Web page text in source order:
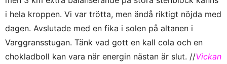
i hela kroppen. Vi var trötta, men ändå riktigt nöjda med
dagen. Avslutade med en fika i solen på altanen i
Varggransstugan. Tänk vad gott en kall cola och en
chokladboll kan vara när energin nästan är slut. //Vickan